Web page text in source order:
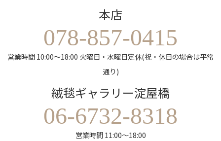
本店
078-857-0415
営業時間 10:00～18:00 火曜日・水曜日定休(祝・休日の場合は平常
通り)
絨毯ギャラリー淀屋橋
06-6732-8318
営業時間 11:00～18:00